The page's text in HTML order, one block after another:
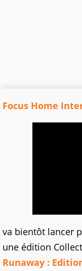
Focus Home
va bientôt lancer
une édition
Runaway :